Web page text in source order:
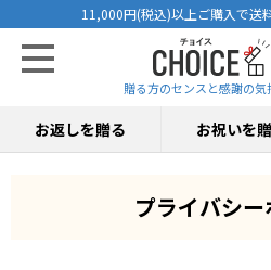
11,000円(税込)以上ご購入で送
贈る方のセンスと感謝の
お返しを贈る お祝いを
プライバシ